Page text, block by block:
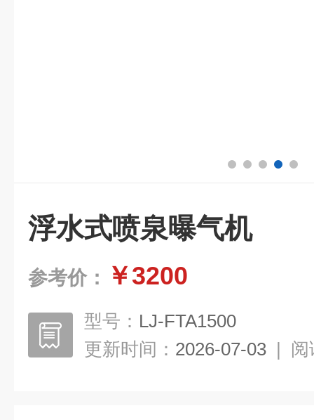
浮水式喷泉曝气机
参考价： ￥3200
型号： LJ-FTA1500
更新时间： 2026-07-03 | 阅